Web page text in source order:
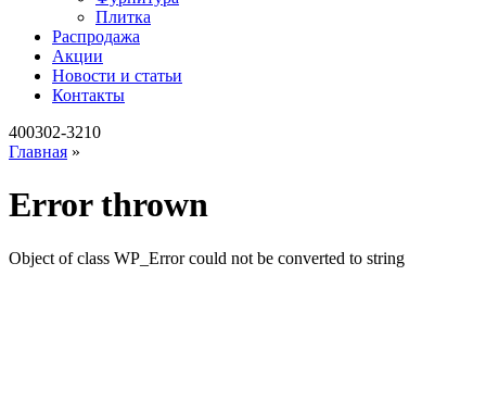
Плитка
Распродажа
Акции
Новости и статьи
Контакты
400302-3210
Главная »
Error thrown
Object of class WP_Error could not be converted to string